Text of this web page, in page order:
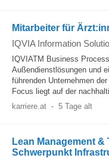
Mitarbeiter für
IQVIA Information
IQVIATM Business
Außendienstlösungen und
führenden Unternehmen
Focus liegt auf der
karriere.at - 5 Tage alt
Lean Management
Schwerpunkt